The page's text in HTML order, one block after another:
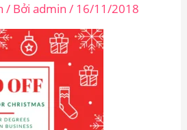
/ Bởiadmin/ 16/11/2018